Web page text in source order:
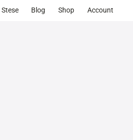
Stese Blog Shop Account